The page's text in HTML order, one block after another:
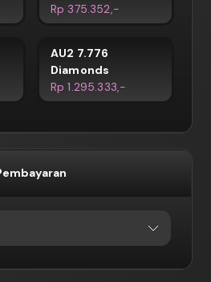
Rp 375.352,-
AU2 7.776
Diamonds
Rp 1.295.333,-